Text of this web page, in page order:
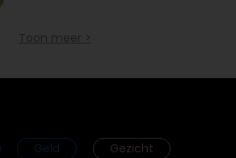
Toon meer >
Geld
Gezicht